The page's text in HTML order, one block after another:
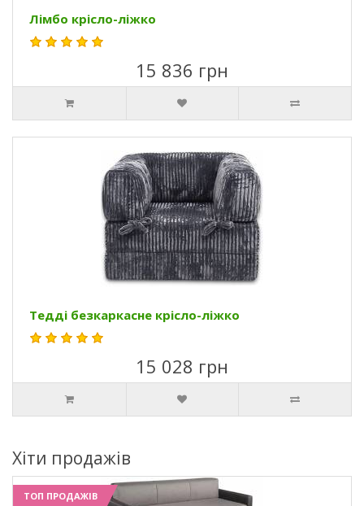
Лімбо крісло-ліжко
15 836 грн
Тедді безкаркасне крісло-ліжко
15 028 грн
Хіти продажів
ТОП ПРОДАЖІВ